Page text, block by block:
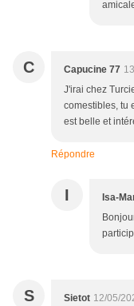
C Capucine 77
J'irai chez
comestibles, tu
est belle et
Répondre
I Isa-
S Sietot 12/05/